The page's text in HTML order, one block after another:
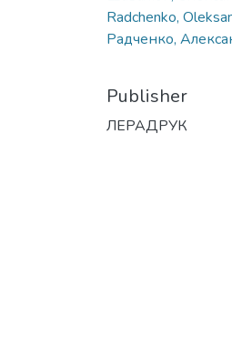
Radchenko,
Радченко,
Publisher
ЛЕРАДРУК